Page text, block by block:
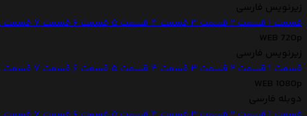
زیرنویس فارسی
قسمت 1 قسمت 2 قسمت 3 قسمت 4 قسمت 5 قسمت 6 قسمت 7 قسمت 8
WEB 720p
زیرنویس فارسی
قسمت 1 قسمت 2 قسمت 3 قسمت 4 قسمت 5 قسمت 6 قسمت 7 قسمت 8
WEB 1080p
دوبله فارسی